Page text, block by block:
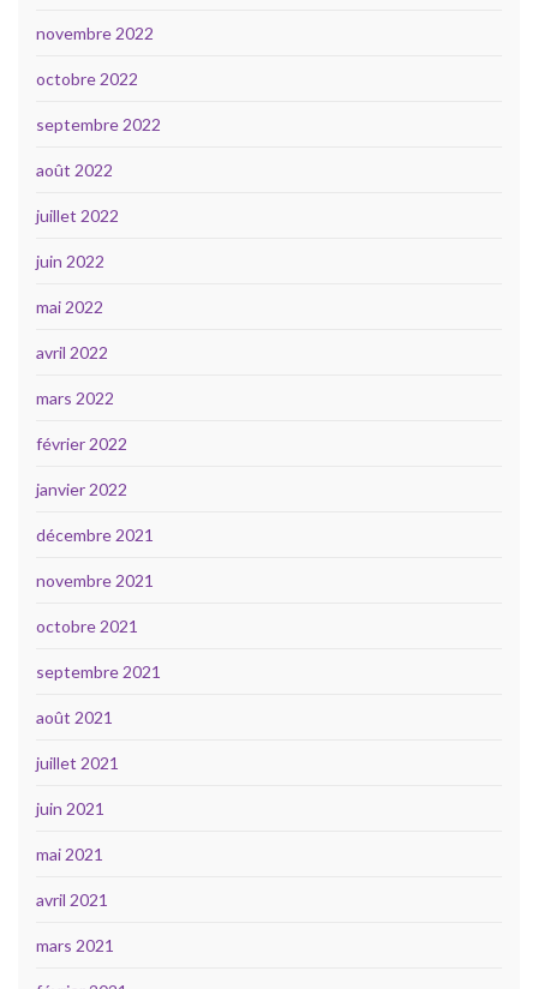
novembre 2022
octobre 2022
septembre 2022
août 2022
juillet 2022
juin 2022
mai 2022
avril 2022
mars 2022
février 2022
janvier 2022
décembre 2021
novembre 2021
octobre 2021
septembre 2021
août 2021
juillet 2021
juin 2021
mai 2021
avril 2021
mars 2021